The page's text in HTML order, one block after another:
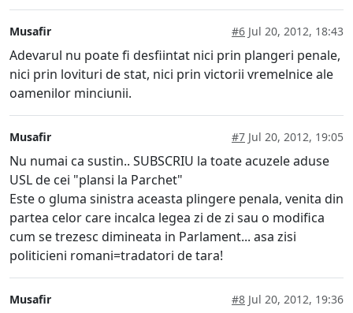
Musafir #6 Jul 20, 2012, 18:43
Adevarul nu poate fi desfiintat nici prin plangeri penale,
nici prin lovituri de stat, nici prin victorii vremelnice ale
oamenilor minciunii.
Musafir #7 Jul 20, 2012, 19:05
Nu numai ca sustin.. SUBSCRIU la toate acuzele aduse
USL de cei "plansi la Parchet"
Este o gluma sinistra aceasta plingere penala, venita din
partea celor care incalca legea zi de zi sau o modifica
cum se trezesc dimineata in Parlament... asa zisi
politicieni romani=tradatori de tara!
Musafir #8 Jul 20, 2012, 19:36